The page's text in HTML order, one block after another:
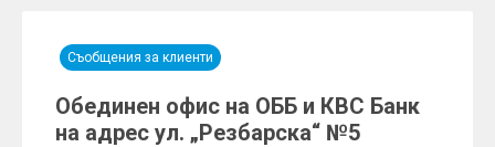
Съобщения за клиенти
Обединен офис на ОББ и КBC Банк
на адрес ул. „Резбарска“ №5